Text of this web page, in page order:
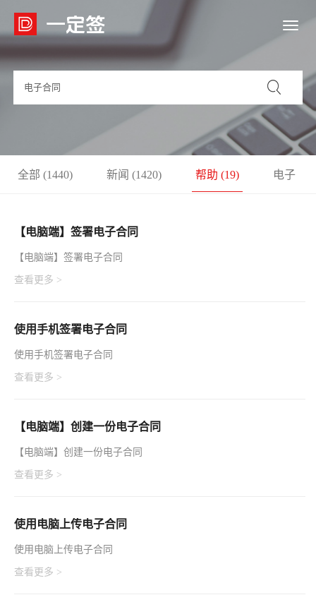

全部 (1440) 新闻 (1420) 帮助 (19) 电子
【电脑端】签署电子合同
【电脑端】签署电子合同
查看更多 >
使用手机签署电子合同
使用手机签署电子合同
查看更多 >
【电脑端】创建一份电子合同
【电脑端】创建一份电子合同
查看更多 >
使用电脑上传电子合同
使用电脑上传电子合同
查看更多 >